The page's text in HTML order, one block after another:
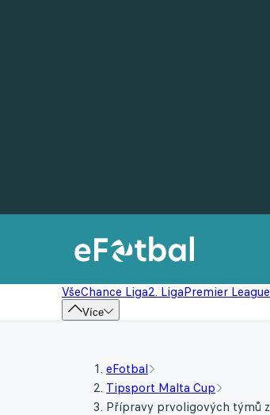
VšeChance Liga2. LigaPremier League
Více
eFotbal
Tipsport Malta Cup
Přípravy prvoligových týmů